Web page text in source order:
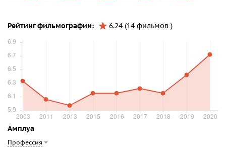
Рейтинг фильмографии: 6.24 (14 фильмов )
Амплуа
Профессия